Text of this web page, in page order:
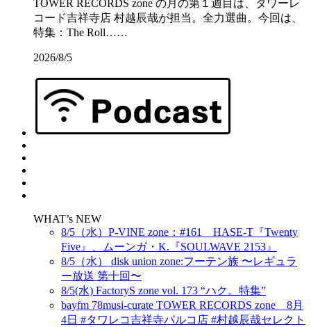
TOWER RECORDS zone の月の第１週目は、タワーレ
コード吉祥寺店 村越辰哉が担当。全力選曲。今回は、
特集：The Roll……
2026/8/5
WHAT’s NEW
8/5（水）P-VINE zone：#161 HASE-T『Twenty
Five』、ムーンガ・K.『SOULWAVE 2153』
8/5（水） disk union zone:フーテン族 〜レギュラ
ー放送 第十回〜
8/5(水) FactoryS zone vol. 173 “ハク。特集”
bayfm 78musi-curate TOWER RECORDS zone 8月
4日 #タワレコ吉祥寺パルコ店 #村越辰哉セレクト